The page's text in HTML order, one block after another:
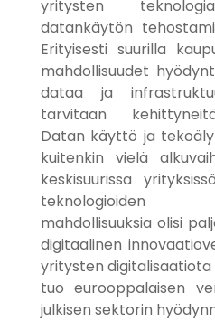
yritysten
datankäytön
Erityisesti suurilla
mahdollisuudet
dataa ja
tarvitaan
Datan käyttö ja
kuitenkin vielä
keskisuurissa
teknologioiden
mahdollisuuksia olisi
digitaalinen
yritysten
tuo eurooppalaisen
julkisen sektorin